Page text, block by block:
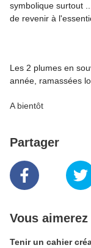
symbolique surtout
de revenir à
Les 2 plumes en
année, ramassées
A bientôt
Partager
Vous
Tenir un cahier